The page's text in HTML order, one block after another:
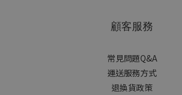
顧客服務
常見問題Q&A
運送服務方式
退換貨政策